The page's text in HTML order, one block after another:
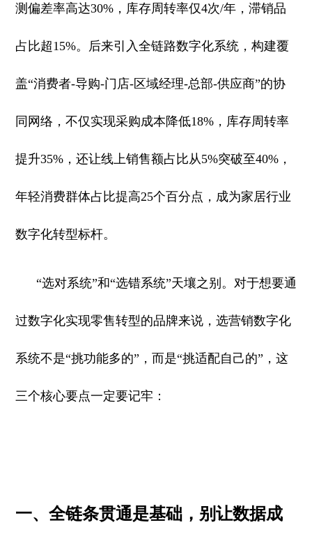
测偏差率高达30%，库存周转率仅4次/年，滞销品
占比超15%。后来引入全链路数字化系统，构建覆
盖“消费者-导购-门店-区域经理-总部-供应商”的协
同网络，不仅实现采购成本降低18%，库存周转率
提升35%，还让线上销售额占比从5%突破至40%，
年轻消费群体占比提高25个百分点，成为家居行业
数字化转型标杆。
“选对系统”和“选错系统”天壤之别。对于想要通
过数字化实现零售转型的品牌来说，选营销数字化
系统不是“挑功能多的”，而是“挑适配自己的”，这
三个核心要点一定要记牢：
一、全链条贯通是基础，别让数据成